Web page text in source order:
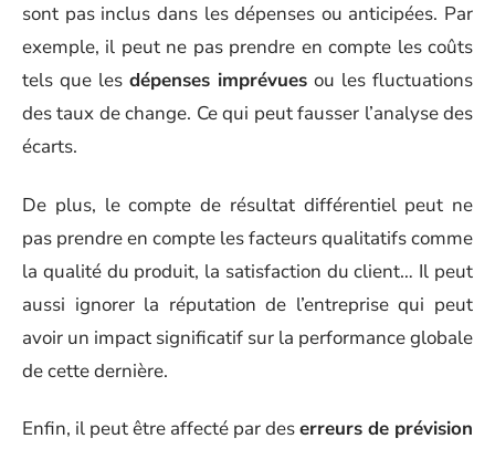
sont pas inclus dans les dépenses ou anticipées. Par
exemple, il peut ne pas prendre en compte les coûts
tels que les dépenses imprévues ou les fluctuations
des taux de change. Ce qui peut fausser l’analyse des
écarts.
De plus, le compte de résultat différentiel peut ne
pas prendre en compte les facteurs qualitatifs comme
la qualité du produit, la satisfaction du client… Il peut
aussi ignorer la réputation de l’entreprise qui peut
avoir un impact significatif sur la performance globale
de cette dernière.
Enfin, il peut être affecté par deserreurs de prévision